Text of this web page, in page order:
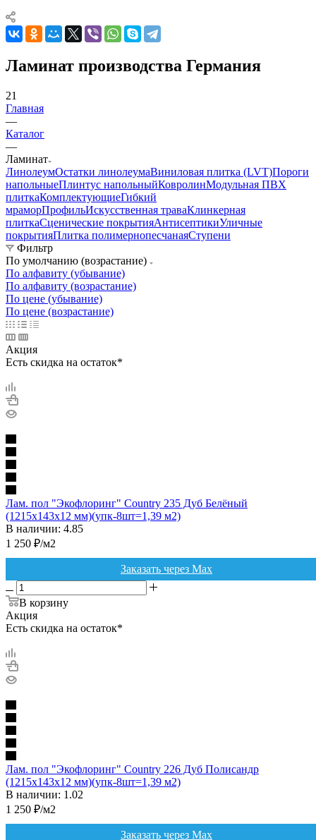
Ламинат производства Германия
21
Главная
—
Каталог
—
Ламинат
ЛинолеумОстатки линолеумаВиниловая плитка (LVT)Пороги
напольныеПлинтус напольныйКовролинМодульная ПВХ
плиткаКомплектующиеГибкий
мраморПрофильИскусственная траваКлинкерная
плиткаСценические покрытияАнтисептикиУличные
покрытияПлитка полимернопесчанаяСтупени
Фильтр
По умолчанию (возрастание)
По алфавиту (убывание)
По алфавиту (возрастание)
По цене (убывание)
По цене (возрастание)
Акция
Есть скидка на остаток*
Лам. пол "Экофлоринг" Country 235 Дуб Белёный
(1215х143х12 мм)(упк-8шт=1,39 м2)
В наличии: 4.85
1 250 ₽/м2
Заказать через Max
В корзину
Акция
Есть скидка на остаток*
Лам. пол "Экофлоринг" Country 226 Дуб Полисандр
(1215х143х12 мм)(упк-8шт=1,39 м2)
В наличии: 1.02
1 250 ₽/м2
Заказать через Max